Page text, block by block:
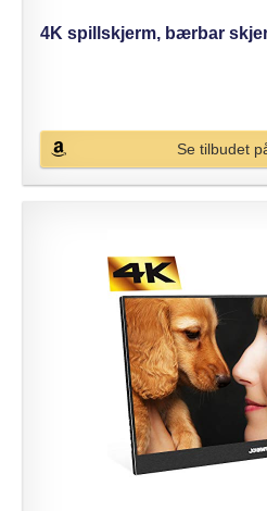
4K spillskjerm, bærbar
Se tilbudet